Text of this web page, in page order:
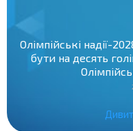
Олімпійські надії-
бути на десять